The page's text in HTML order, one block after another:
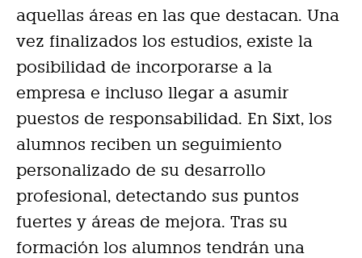
aquellas áreas en las que destacan. Una
vez finalizados los estudios, existe la
posibilidad de incorporarse a la
empresa e incluso llegar a asumir
puestos de responsabilidad. En Sixt, los
alumnos reciben un seguimiento
personalizado de su desarrollo
profesional, detectando sus puntos
fuertes y áreas de mejora. Tras su
formación los alumnos tendrán una